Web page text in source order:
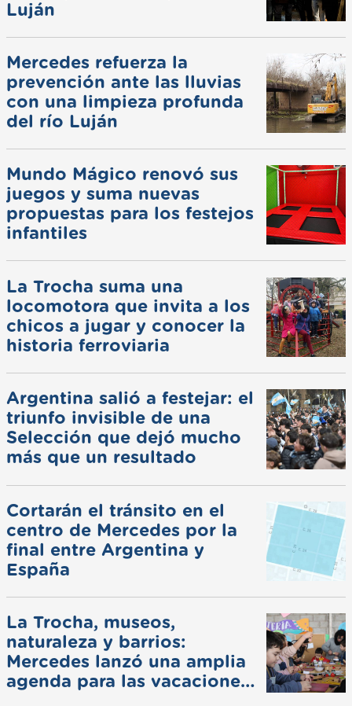
Luján
Mercedes refuerza la
prevención ante las lluvias
con una limpieza profunda
del río Luján
Mundo Mágico renovó sus
juegos y suma nuevas
propuestas para los festejos
infantiles
La Trocha suma una
locomotora que invita a los
chicos a jugar y conocer la
historia ferroviaria
Argentina salió a festejar: el
triunfo invisible de una
Selección que dejó mucho
más que un resultado
Cortarán el tránsito en el
centro de Mercedes por la
final entre Argentina y
España
La Trocha, museos,
naturaleza y barrios:
Mercedes lanzó una amplia
agenda para las vacaciones